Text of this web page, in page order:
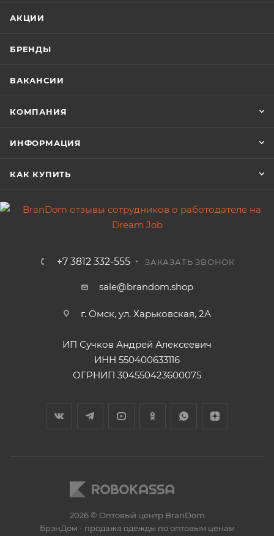
АКЦИИ
БРЕНДЫ
ВАКАНСИИ
КОМПАНИЯ
ИНФОРМАЦИЯ
КАК КУПИТЬ
+7 3812 332-555 ЗАКАЗАТЬ ЗВОНОК
sale@brandom.shop
г. Омск, ул. Харьковская, 2А
ИП Сучков Андрей Алексеевич
ИНН 550400633116
ОГРНИП 304550423600075
2026 © Оптовый центр BranDom
БрэнДом - продажа одежды по оптовым ценам